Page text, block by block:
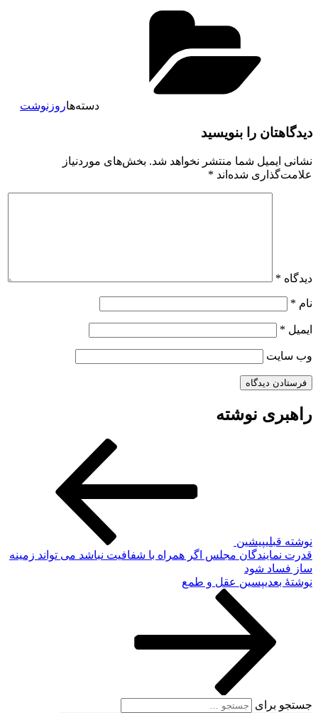
دسته‌هاروزنوشت
دیدگاهتان را بنویسید
نشانی ایمیل شما منتشر نخواهد شد. بخش‌های موردنیاز
علامت‌گذاری شده‌اند *
دیدگاه *
نام *
ایمیل *
وب‌ سایت
راهبری نوشته
نوشته قبلیپیشین
قدرت نمایندگان مجلس اگر همراه با شفافیت نباشد می تواند زمینه
ساز فساد شود
نوشته‌ٔ بعدیپسین عقل و طمع
جستجو برای